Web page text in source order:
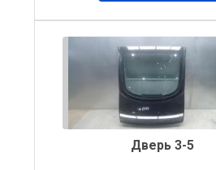
Дверь 3-5